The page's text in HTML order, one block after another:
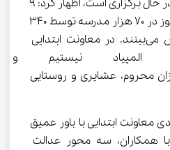
هزار نیروی انسانی آموزش می‌بینند. در معاونت ابتدایی
المپیاد نیستیم
به دانش‌آموزان محروم، عشایری و روستایی
معاونت ابتدایی با باور عمیق
با همکاران، سه محور عدالت